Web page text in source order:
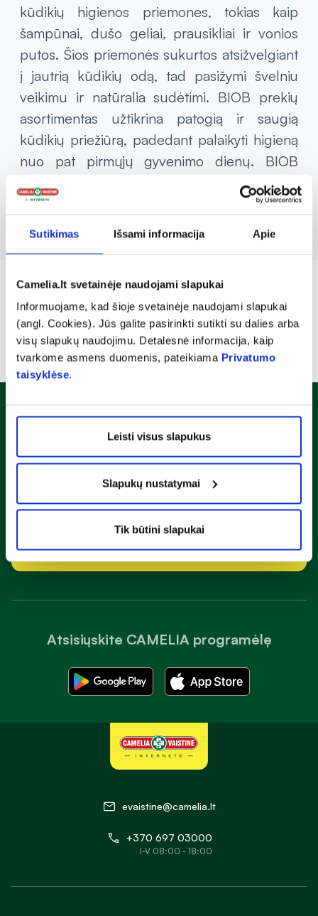
Sutikimas Išsami informacija Apie
Camelia.lt svetainėje naudojami slapukai
Informuojame, kad šioje svetainėje naudojami slapukai
(angl. Cookies). Jūs galite pasirinkti sutikti su dalies arba
visų slapukų naudojimu. Detalesnė informacija, kaip
tvarkome asmens duomenis, pateikiama Privatumo
taisyklėse.
Leisti visus slapukus
Slapukų nustatymai
Tik būtini slapukai
kūdikių higienos priemones, tokias kaip
šampūnai, dušo geliai, prausikliai ir vonios
putos. Šios priemonės sukurtos atsižvelgiant
į jautrią kūdikių odą, tad pasižymi švelniu
veikimu ir natūralia sudėtimi. BIOB prekių
asortimentas užtikrina patogią ir saugią
kūdikių priežiūrą, padedant palaikyti higieną
nuo pat pirmųjų gyvenimo dienų. BIOB
orientuojasi į tai, kad jų produktai būtų ne
tik efektyvūs, bet ir saugūs naudoti kasdien.
Atsisiųskite CAMELIA programėlę
Naujienlaiškis
Sužinok apie nuolaidas ir specialius pasiūlymus!
Prenumeruoti
evaistine@camelia.lt
+370 697 03000
I-V 08:00 - 18:00